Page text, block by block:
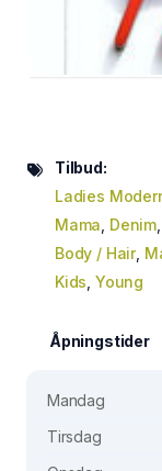
Tilbud:
Ladies
Mama Denim
Body / Hair,
Kids Young
Åpningstider
Mandag
Tirsdag